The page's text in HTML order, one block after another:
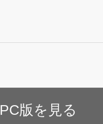
PC版を見る